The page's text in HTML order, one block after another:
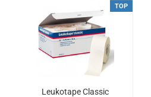
TOP
Leukotape Classic